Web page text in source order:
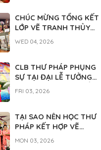
CHÚC MỪNG TỔNG KẾT
LỚP VẼ TRANH THỦY
MẶC
WED 04, 2026
CLB THƯ PHÁP PHỤNG
SỰ TẠI ĐẠI LỄ TƯỞNG
NIỆM ĐỨC THÁNH TỔ NI
ĐẠI ÁI ĐẠO 2026
FRI 03, 2026
TẠI SAO NÊN HỌC THƯ
PHÁP KẾT HỢP VẼ
TRANH THỦY MẶC?
MON 03, 2026